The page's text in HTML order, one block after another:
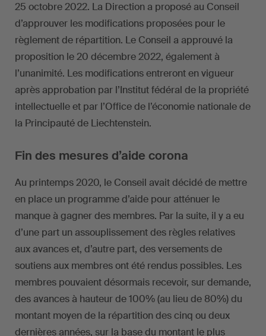
25 octobre 2022. La Direction a proposé au Conseil
d’approuver les modifications proposées pour le
règlement de répartition. Le Conseil a approuvé la
proposition le 20 décembre 2022, également à
l’unanimité. Les modifications entreront en vigueur
après approbation par l’Institut fédéral de la propriété
intellectuelle et par l’Office de l’économie nationale de
la Principauté de Liechtenstein.
Fin des mesures d’aide corona
Au printemps 2020, le Conseil avait décidé de mettre
en place un programme d’aide pour atténuer le
manque à gagner des membres. Par la suite, il y a eu
d’une part un assouplissement des règles relatives
aux avances et, d’autre part, des versements de
soutiens aux membres ont été rendus possibles. Les
membres pouvaient désormais recevoir, sur demande,
des avances à hauteur de 100% (au lieu de 80%) du
montant moyen de la répartition des cinq ou deux
dernières années, sur la base du montant le plus